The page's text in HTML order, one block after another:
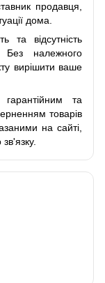
продавця,
дома.
та відсутність
Без належного
вирішити ваше
та
товарів
на сайті,